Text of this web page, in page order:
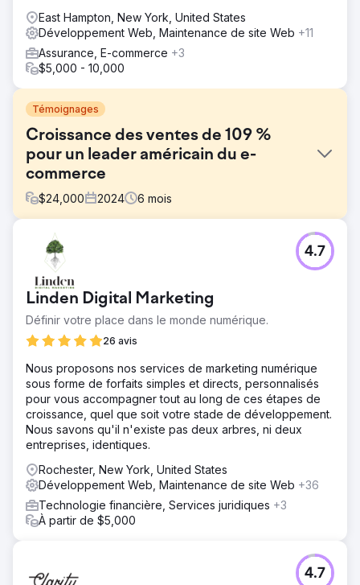
East Hampton, New York, United States
Développement Web, Maintenance de site Web +11
Assurance, E-commerce +3
$5,000 - 10,000
Témoignages
Croissance des ventes de 109 %
pour un leader américain du e-
commerce
$24,000 2024 6 mois
La boutique Shopify du client souffrait d'une croissance
stagnante des ventes, d'un faible taux de renouvellement
des achats et d'un faible rendement des publicités
payantes, malgré un trafic constant. Son marketing
manquait de segmentation et la configuration CRM était
insuffisante pour suivre efficacement le parcours client.
Nous avons mis en œuvre une segmentation client basée
sur l'IA pour cibler les acheteurs à forte intention,
reconstruit l'entonnoir de fidélisation des e-mails pour
améliorer la rétention, optimisé les publicités Google et
Meta pour un meilleur retour sur investissement et intégré
HubSpot CRM pour une visibilité complète du pipeline de
vente et un suivi des performances.
Résultat
En six mois, les ventes en ligne ont augmenté de 109 %,
les achats répétés ont augmenté de 32 % et le retour sur
décisions plus rapides et d'optimiser ses dépenses
Linden Digital Marketing
Définir votre place dans le monde numérique.
26 avis
4.7
Nous proposons nos services de marketing numérique
sous forme de forfaits simples et directs, personnalisés
pour vous accompagner tout au long de ces étapes de
croissance, quel que soit votre stade de développement.
Nous savons qu'il n'existe pas deux arbres, ni deux
entreprises, identiques.
Rochester, New York, United States
Développement Web, Maintenance de site Web +36
Technologie financière, Services juridiques +3
À partir de $5,000
4.7